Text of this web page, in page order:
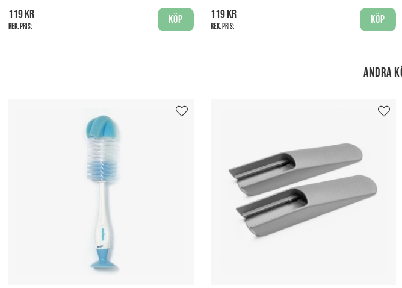
119 kr
Rek. pris:
Köp 119 kr
Rek. pris:
Köp
Andra